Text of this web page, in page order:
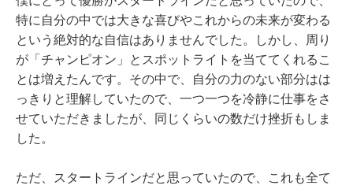
特に自分の中では大きな喜びやこれからの未来が変わる
という絶対的な自信はありませんでした。しかし、周り
が「チャンピオン」とスポットライトを当ててくれるこ
とは増えたんです。その中で、自分の力のない部分はは
っきりと理解していたので、一つ一つを冷静に仕事をさ
せていただきましたが、同じくらいの数だけ挫折もしま
した。
ただ、スタートラインだと思っていたので、これも全て